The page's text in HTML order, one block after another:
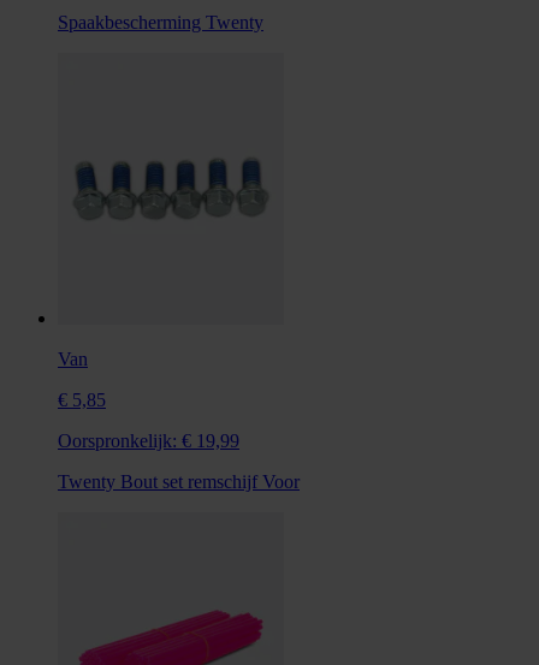
Spaakbescherming Twenty
Van
€ 5,85
Oorspronkelijk: € 19,99
Twenty Bout set remschijf Voor